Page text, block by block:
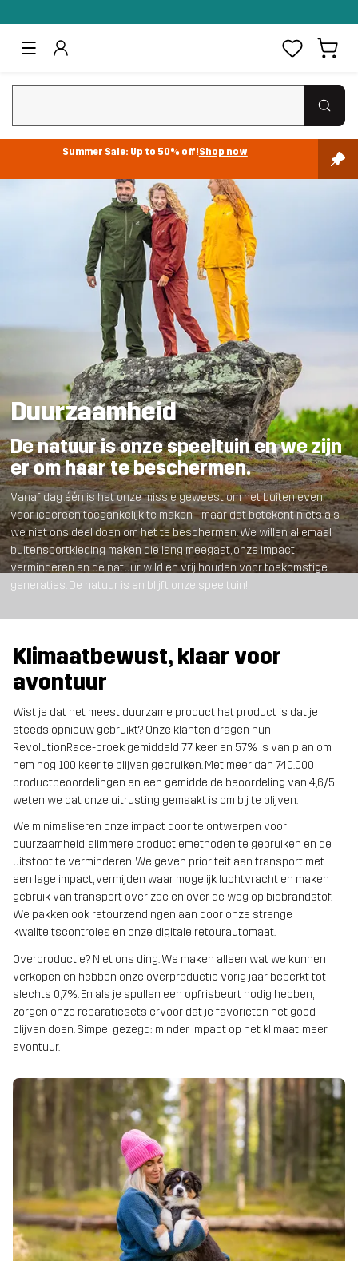
Summer Sale: Up to 50% off!Shop now
Duurzaamheid
De natuur is onze speeltuin en we zijn
er om haar te beschermen.
Vanaf dag één is het onze missie geweest om het buitenleven
voor iedereen toegankelijk te maken - maar dat betekent niets als
we niet ons deel doen om het te beschermen. We willen allemaal
buitensportkleding maken die lang meegaat, onze impact
verminderen en de natuur wild en vrij houden voor toekomstige
generaties. De natuur is en blijft onze speeltuin!
Klimaatbewust, klaar voor
avontuur
Wist je dat het meest duurzame product het product is dat je
steeds opnieuw gebruikt? Onze klanten dragen hun
RevolutionRace-broek gemiddeld 77 keer en 57% is van plan om
hem nog 100 keer te blijven gebruiken. Met meer dan 740.000
productbeoordelingen en een gemiddelde beoordeling van 4,6/5
weten we dat onze uitrusting gemaakt is om bij te blijven.
We minimaliseren onze impact door te ontwerpen voor
duurzaamheid, slimmere productiemethoden te gebruiken en de
uitstoot te verminderen. We geven prioriteit aan transport met
een lage impact, vermijden waar mogelijk luchtvracht en maken
gebruik van transport over zee en over de weg op biobrandstof.
We pakken ook retourzendingen aan door onze strenge
kwaliteitscontroles en onze digitale retourautomaat.
Overproductie? Niet ons ding. We maken alleen wat we kunnen
verkopen en hebben onze overproductie vorig jaar beperkt tot
slechts 0,7%. En als je spullen een opfrisbeurt nodig hebben,
zorgen onze reparatiesets ervoor dat je favorieten het goed
blijven doen. Simpel gezegd: minder impact op het klimaat, meer
avontuur.